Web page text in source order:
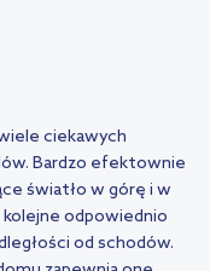
ciekawych
Bardzo efektownie
światło w górę i w
kolejne odpowiednio
od schodów.